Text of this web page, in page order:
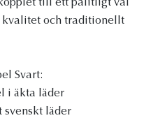
till ett pålitligt val
kvalitet och traditionellt
Svart:
i äkta läder
läder